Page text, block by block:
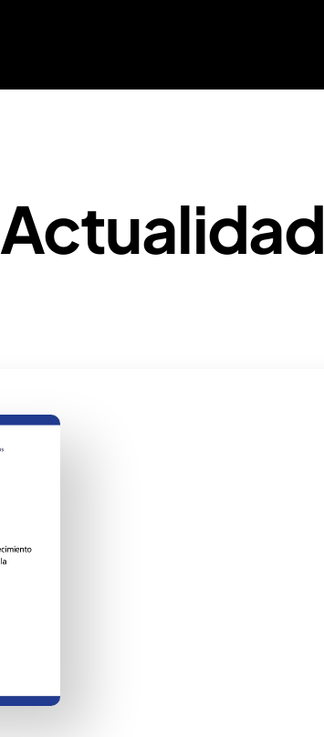
Actualidad